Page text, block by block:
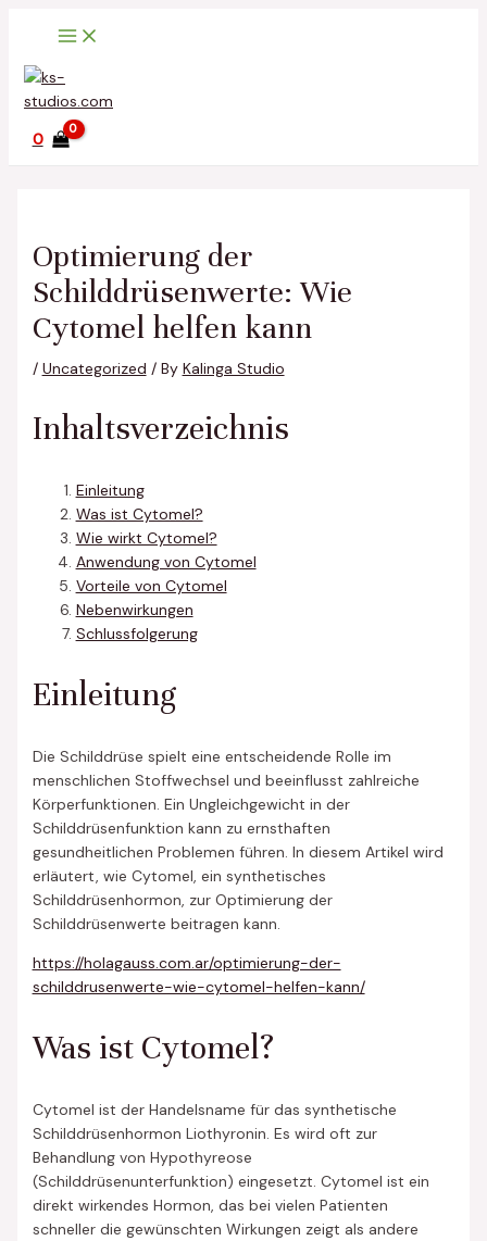
0
Optimierung der
Schilddrüsenwerte: Wie
Cytomel helfen kann
/ Uncategorized / By Kalinga Studio
Inhaltsverzeichnis
Einleitung
Was ist Cytomel?
Wie wirkt Cytomel?
Anwendung von Cytomel
Vorteile von Cytomel
Nebenwirkungen
Schlussfolgerung
Einleitung
Die Schilddrüse spielt eine entscheidende Rolle im
menschlichen Stoffwechsel und beeinflusst zahlreiche
Körperfunktionen. Ein Ungleichgewicht in der
Schilddrüsenfunktion kann zu ernsthaften
gesundheitlichen Problemen führen. In diesem Artikel wird
erläutert, wie Cytomel, ein synthetisches
Schilddrüsenhormon, zur Optimierung der
Schilddrüsenwerte beitragen kann.
https://holagauss.com.ar/optimierung-der-
schilddrusenwerte-wie-cytomel-helfen-kann/
Was ist Cytomel?
Cytomel ist der Handelsname für das synthetische
Schilddrüsenhormon Liothyronin. Es wird oft zur
Behandlung von Hypothyreose
(Schilddrüsenunterfunktion) eingesetzt. Cytomel ist ein
direkt wirkendes Hormon, das bei vielen Patienten
schneller die gewünschten Wirkungen zeigt als andere
navigation